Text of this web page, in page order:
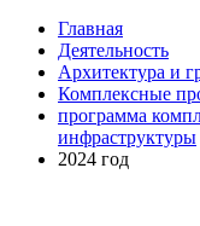
Главная
Деятельность
Архитектура и
Комплексные
программа
инфраструктуры
2024 год